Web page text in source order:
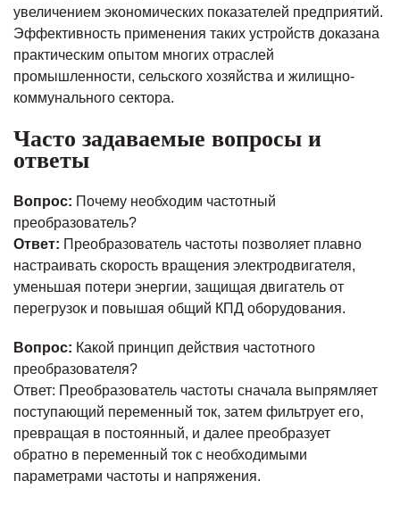
увеличением экономических показателей предприятий.
Эффективность применения таких устройств доказана
практическим опытом многих отраслей
промышленности, сельского хозяйства и жилищно-
коммунального сектора.
Часто задаваемые вопросы и
ответы
Вопрос: Почему необходим частотный
преобразователь?
Ответ: Преобразователь частоты позволяет плавно
настраивать скорость вращения электродвигателя,
уменьшая потери энергии, защищая двигатель от
перегрузок и повышая общий КПД оборудования.
Вопрос: Какой принцип действия частотного
преобразователя?
Ответ: Преобразователь частоты сначала выпрямляет
поступающий переменный ток, затем фильтрует его,
превращая в постоянный, и далее преобразует
обратно в переменный ток с необходимыми
параметрами частоты и напряжения.